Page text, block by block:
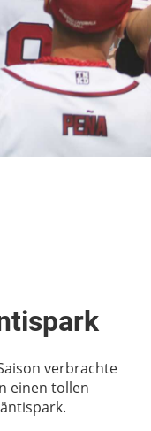
verbrachte
einen tollen